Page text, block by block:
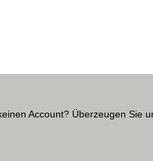
Account? Überzeugen Sie